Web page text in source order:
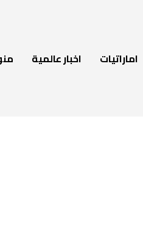
اماراتيات اخبار عالمية